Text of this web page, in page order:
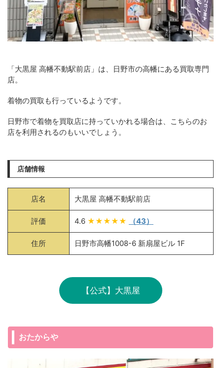
「大黒屋 高幡不動駅前店」は、日野市の高幡にある買取専門
店。
着物の買取も行っているようです。
日野市で着物を買取店に持っていかれる場合は、こちらのお
店を利用されるのもいいでしょう。
店舗情報
店名 大黒屋 高幡不動駅前店
評価 4.6 ★★★★★ （43）
住所 日野市高幡1008-6 新扇屋ビル 1F
【公式】大黒屋
おたからや